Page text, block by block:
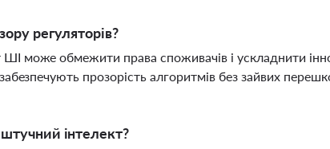
регуляторів?
може обмежити права споживачів і ускладнити
прозорість алгоритмів без зайвих
інтелект?